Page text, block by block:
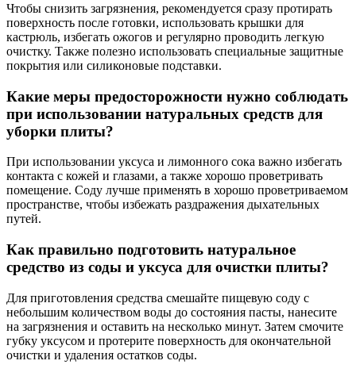
Чтобы снизить загрязнения, рекомендуется сразу протирать
поверхность после готовки, использовать крышки для
кастрюль, избегать ожогов и регулярно проводить легкую
очистку. Также полезно использовать специальные защитные
покрытия или силиконовые подставки.
Какие меры предосторожности нужно соблюдать
при использовании натуральных средств для
уборки плиты?
При использовании уксуса и лимонного сока важно избегать
контакта с кожей и глазами, а также хорошо проветривать
помещение. Соду лучше применять в хорошо проветриваемом
пространстве, чтобы избежать раздражения дыхательных
путей.
Как правильно подготовить натуральное
средство из соды и уксуса для очистки плиты?
Для приготовления средства смешайте пищевую соду с
небольшим количеством воды до состояния пасты, нанесите
на загрязнения и оставить на несколько минут. Затем смочите
губку уксусом и протерите поверхность для окончательной
очистки и удаления остатков соды.